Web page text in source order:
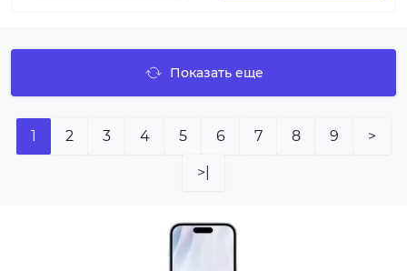
Показать еще
1 2 3 4 5 6 7 8 9 >
>|